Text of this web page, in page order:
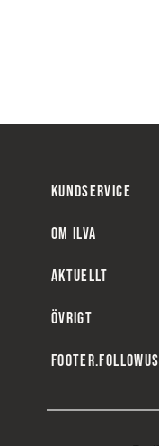
KUNDSERVICE
OM ILVA
AKTUELLT
ÖVRIGT
FOOTER.FOLLOWUS